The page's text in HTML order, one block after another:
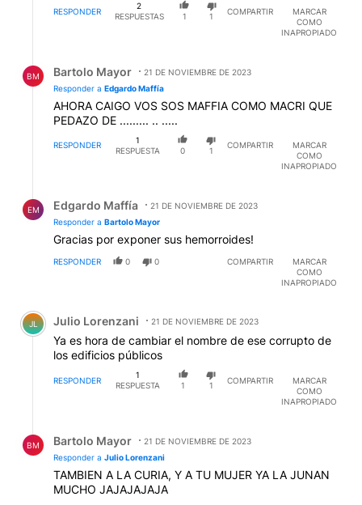
RESPONDER
2
RESPUESTAS
1 1
COMPARTIR
MARCAR
COMO
INAPROPIADO
BM Bartolo Mayor
21 DE NOVIEMBRE DE 2023
Responder a Edgardo Maffía
AHORA CAIGO VOS SOS MAFFIA COMO MACRI QUE
PEDAZO DE ......... .. .....
RESPONDER
1
RESPUESTA
0 1
COMPARTIR
MARCAR
COMO
INAPROPIADO
EM Edgardo Maffía
21 DE NOVIEMBRE DE 2023
Responder a Bartolo Mayor
Gracias por exponer sus hemorroides!
RESPONDER 0 0 COMPARTIR
MARCAR
COMO
INAPROPIADO
Comentario de Julio Lorenzani.
JL Julio Lorenzani 21 DE NOVIEMBRE DE 2023
Ya es hora de cambiar el nombre de ese corrupto de
los edificios públicos
RESPONDER
1
RESPUESTA
1 1
COMPARTIR
MARCAR
COMO
INAPROPIADO
BM Bartolo Mayor
21 DE NOVIEMBRE DE 2023
Responder a Julio Lorenzani
TAMBIEN A LA CURIA, Y A TU MUJER YA LA JUNAN
MUCHO JAJAJAJAJA